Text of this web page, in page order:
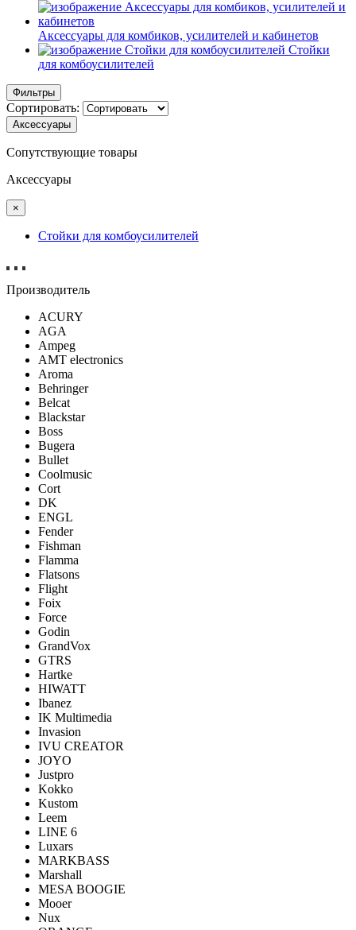
Аксессуары для комбиков, усилителей и кабинетов
Стойки
для комбоусилителей
Фильтры
Сортировать:
Аксессуары
Сопутствующие товары
Аксессуары
×
Стойки для комбоусилителей
Производитель
ACURY
AGA
Ampeg
AMT electronics
Aroma
Behringer
Belcat
Blackstar
Boss
Bugera
Bullet
Coolmusic
Cort
DK
ENGL
Fender
Fishman
Flamma
Flatsons
Flight
Foix
Force
Godin
GrandVox
GTRS
Hartke
HIWATT
Ibanez
IK Multimedia
Invasion
IVU CREATOR
JOYO
Justpro
Kokko
Kustom
Leem
LINE 6
Luxars
MARKBASS
Marshall
MESA BOOGIE
Mooer
Nux